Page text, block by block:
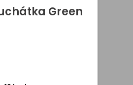
Green